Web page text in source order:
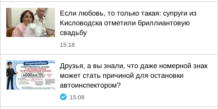
Если любовь, то только такая: супруги из
Кисловодска отметили бриллиантовую
свадьбу
15:18
Друзья, а вы знали, что даже номерной знак
может стать причиной для остановки
автоинспектором?
15:08